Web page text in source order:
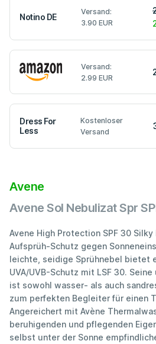
Notino DE
Versand:
3.90 EUR
Versand:
2.99 EUR
Dress For
Less
Kostenloser
Versand
Avene
Avene Sol Nebulizat Spr
Avene High Protection SPF 30
Aufsprüh-Schutz gegen
leichte, seidige Sprühnebel bietet
UVA/UVB-Schutz mit LSF 30.
ist sowohl wasser- als auch
zum perfekten Begleiter für einen
Angereichert mit Avène
beruhigenden und pflegenden
selbst unter der Sonne